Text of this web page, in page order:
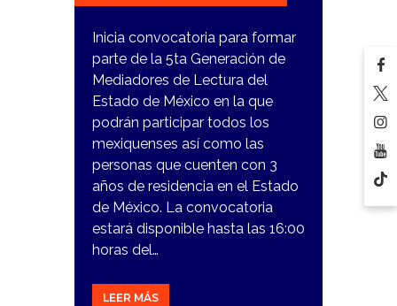
Inicia convocatoria para formar
parte de la 5ta Generación de
Mediadores de Lectura del
Estado de México en la que
podrán participar todos los
mexiquenses así como las
personas que cuenten con 3
años de residencia en el Estado
de México. La convocatoria
estará disponible hasta las 16:00
horas del…
LEER MÁS